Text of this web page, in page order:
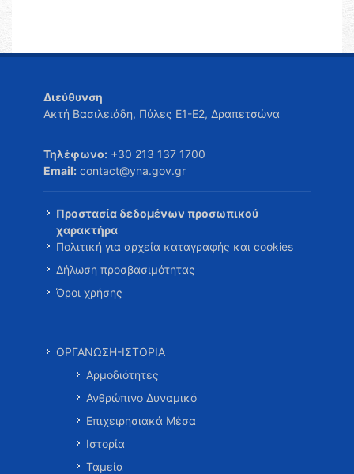
Διεύθυνση
Ακτή Βασιλειάδη, Πύλες Ε1-Ε2, Δραπετσώνα
Τηλέφωνο: +30 213 137 1700
Email: contact@yna.gov.gr
Προστασία δεδομένων προσωπικού
χαρακτήρα
Πολιτική για αρχεία καταγραφής και cookies
Δήλωση προσβασιμότητας
Όροι χρήσης
ΟΡΓΑΝΩΣΗ-ΙΣΤΟΡΙΑ
Αρμοδιότητες
Ανθρώπινο Δυναμικό
Επιχειρησιακά Μέσα
Ιστορία
Ταμεία